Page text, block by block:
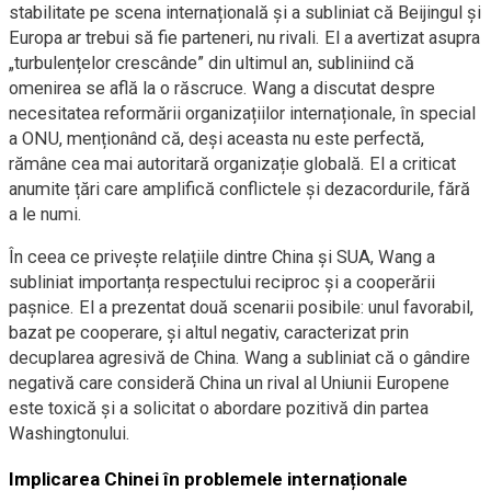
stabilitate pe scena internațională și a subliniat că Beijingul și
Europa ar trebui să fie parteneri, nu rivali. El a avertizat asupra
„turbulențelor crescânde” din ultimul an, subliniind că
omenirea se află la o răscruce. Wang a discutat despre
necesitatea reformării organizațiilor internaționale, în special
a ONU, menționând că, deși aceasta nu este perfectă,
rămâne cea mai autoritară organizație globală. El a criticat
anumite țări care amplifică conflictele și dezacordurile, fără
a le numi.
În ceea ce privește relațiile dintre China și SUA, Wang a
subliniat importanța respectului reciproc și a cooperării
pașnice. El a prezentat două scenarii posibile: unul favorabil,
bazat pe cooperare, și altul negativ, caracterizat prin
decuplarea agresivă de China. Wang a subliniat că o gândire
negativă care consideră China un rival al Uniunii Europene
este toxică și a solicitat o abordare pozitivă din partea
Washingtonului.
Implicarea Chinei în problemele internaționale